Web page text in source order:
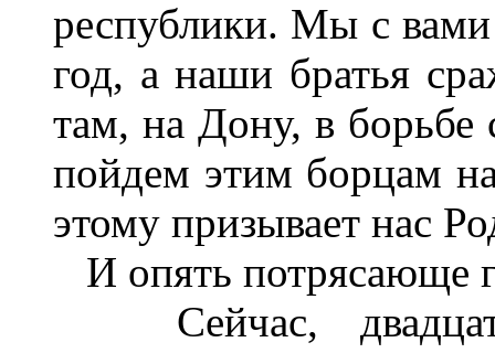
республики. Мы с вами
год, а наши братья
там, на Дону, в
пойдем этим борцам
этому призывает нас
И опять потрясающе
Сейчас,